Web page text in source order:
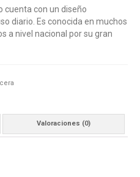
cuenta con un diseño
diario. Es conocida en muchos
a nivel nacional por su gran
Valoraciones (0)